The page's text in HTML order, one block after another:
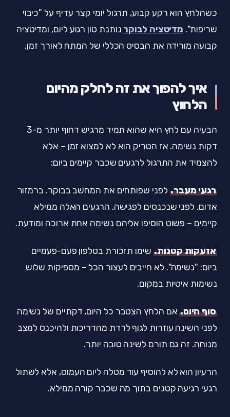
כשהלחץ הוא רקע קבוע, תרגול יומי קצר עדיף על "כיבוי
שריפות". מדיטציה לבוקר נותנת טון רגוע ליום, ומדיטציה
קבועה מורידה את הבסיס הכללי של המתח לאורך זמן.
איך להפוך את זה לחלק מהיום
הלחוץ
הבעיה עם לחץ היא שהוא תמיד מרגיש דחוף יותר מ-3
דקות נשימה. אז הטריק הוא לא למצוא זמן – אלא
להצמיד את התרגול לרגעים שכבר קיימים ביום:
רגעי מעבר. לפני שפותחים את המחשב בבוקר. ברמזור
אדום. לפני שנכנסים לפגישה. הרגעים האלה ממילא
קיימים – פשוט הוסיפו אליהם נשימה אחת ארוכה ומודעת.
אזעקות קטנות. שימו תזכורת בטלפון פעם-פעמיים
ביום: "נשימה". לא חייבים לעצור הכל – מספיקות שלוש
נשימות איטיות במקום.
סוף היום.אם הלחץ הצטבר כל היום, דקתיים של נשימה
לפני השינה עוזרות לגוף לרדת מהדריכות ולהיכנס למצב
מנוחה. זה גם תורם לשינה טובה יותר.
הרעיון הוא לא להוסיף עוד מטלה ליום העמוס, אלא לשתול
רגעי רגיעה קטנים בתוך מה שכבר קורה ממילא.